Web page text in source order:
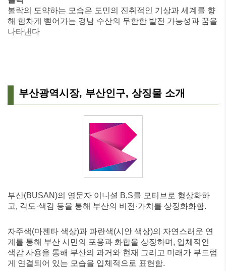
볼락의 도약하는 모습은 도민의 진취적인 기상과 세계를 향
해 힘차게 뻗어가는 경남 수산의 무한한 발전 가능성과 꿈을
나타낸다
부산광역시장, 부산인구, 상징물 소개
부산(BUSAN)의 영문자 이니셜 B,S를 모티브로 형상화하
고, 각도·색감 등을 통해 부산의 비전·가치를 상징화화함.
자주색(마젠타 색상)과 파란색(시안 색상)의 자연스러운 연
계를 통해 부산 시민의 포용과 화합을 상징하며, 입체적인
색감 사용을 통해 부산의 과거와 현재 그리고 미래가 부드럽
게 연결되어 있는 모습을 입체적으로 표현함.